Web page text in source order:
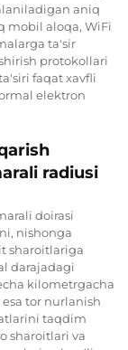
aniq
mobil aloqa, WiFi
ta'sir
protokollari
faqat xavfli
elektron
radiusi
doirasi
nishonga
sharoitlariga
darajadagi
kilometrgacha
tor nurlanish
taqdim
sharoitlari va